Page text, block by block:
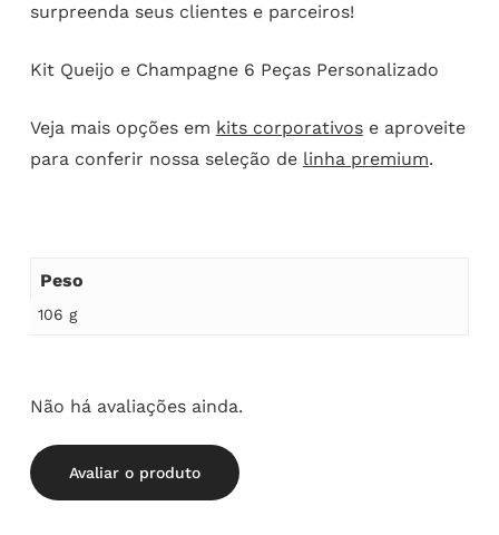
surpreenda seus clientes e parceiros!
Kit Queijo e Champagne 6 Peças Personalizado
Veja mais opções em kits corporativose aproveite
para conferir nossa seleção de linha premium.
Peso
106 g
Não há avaliações ainda.
Avaliar o produto